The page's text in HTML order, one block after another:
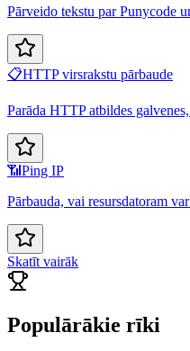
Pārveido tekstu par Punycode
📋HTTP virsrakstu pārbaude
Parāda HTTP atbildes
📶 Ping IP
Pārbauda, vai resursdatoram
Skatīt vairāk
Populārākie rīki